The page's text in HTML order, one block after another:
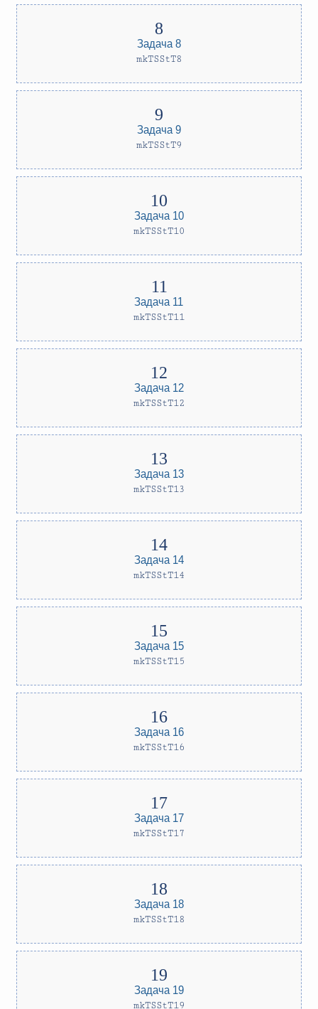
Задача 8
mkTSStT8
Задача 9
mkTSStT9
Задача 10
mkTSStT10
Задача 11
mkTSStT11
Задача 12
mkTSStT12
Задача 13
mkTSStT13
Задача 14
mkTSStT14
Задача 15
mkTSStT15
Задача 16
mkTSStT16
Задача 17
mkTSStT17
Задача 18
mkTSStT18
Задача 19
mkTSStT19